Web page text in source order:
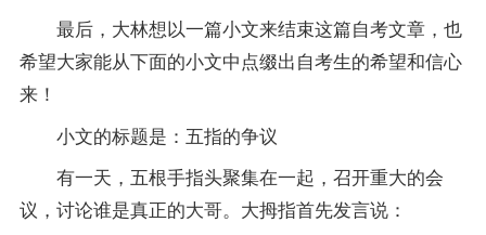
最后，大林想以一篇小文来结束这篇自考文章，也
希望大家能从下面的小文中点缀出自考生的希望和信心
来！
小文的标题是：五指的争议
有一天，五根手指头聚集在一起，召开重大的会
议，讨论谁是真正的大哥。大拇指首先发言说：